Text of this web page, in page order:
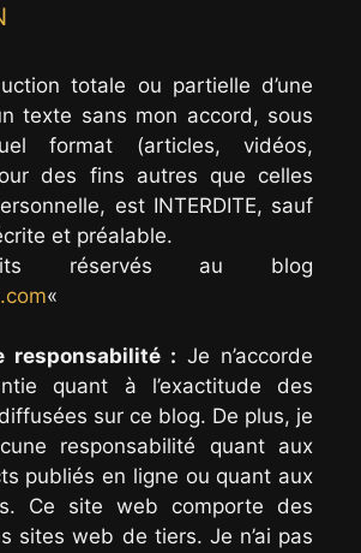
totale ou partielle d’une
texte sans mon accord, sous
format (articles, vidéos,
des fins autres que celles
est INTERDITE, sauf
et préalable.
réservés au blog
«
responsabilité : Je n’accorde
quant à l’exactitude des
sur ce blog. De plus, je
responsabilité quant aux
publiés en ligne ou quant aux
Ce site web comporte des
sites web de tiers. Je n’ai pas